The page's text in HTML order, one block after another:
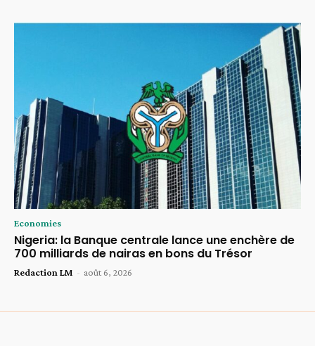
Economies
Nigeria: la Banque centrale lance une enchère de
700 milliards de nairas en bons du Trésor
Redaction LM - août 6, 2026